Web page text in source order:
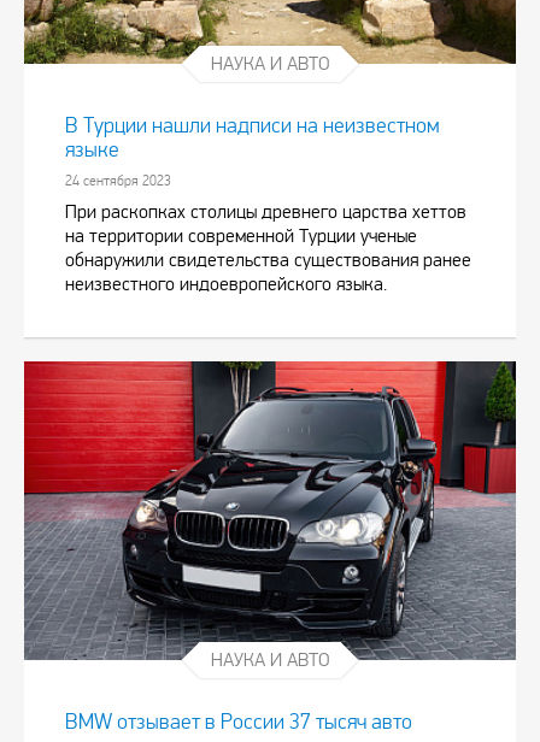
НАУКА И АВТО
В Турции нашли надписи на неизвестном
языке
24 сентября 2023
При раскопках столицы древнего царства хеттов
на территории современной Турции ученые
обнаружили свидетельства существования ранее
неизвестного индоевропейского языка.
НАУКА И АВТО
BMW отзывает в России 37 тысяч авто